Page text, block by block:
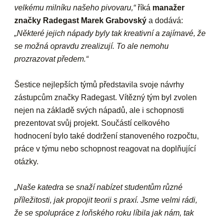
velkému milníku našeho pivovaru,“říká manažer
značky Radegast Marek Grabovský a dodává:
„Některé jejich nápady byly tak kreativní a zajímavé, že
se možná opravdu zrealizují. To ale nemohu
prozrazovat předem.“
Šestice nejlepších týmů představila svoje návrhy
zástupcům značky Radegast. Vítězný tým byl zvolen
nejen na základě svých nápadů, ale i schopnosti
prezentovat svůj projekt. Součástí celkového
hodnocení bylo také dodržení stanoveného rozpočtu,
práce v týmu nebo schopnost reagovat na doplňující
otázky.
„Naše katedra se snaží nabízet studentům různé
příležitosti, jak propojit teorii s praxí. Jsme velmi rádi,
že se spolupráce z loňského roku líbila jak nám, tak